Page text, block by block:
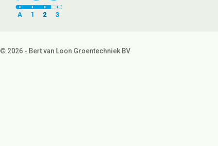
© 2026 - Bert van Loon Groentechniek BV